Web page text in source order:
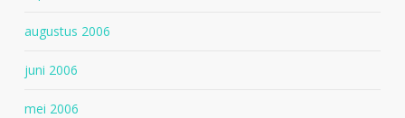
augustus 2006
juni 2006
mei 2006